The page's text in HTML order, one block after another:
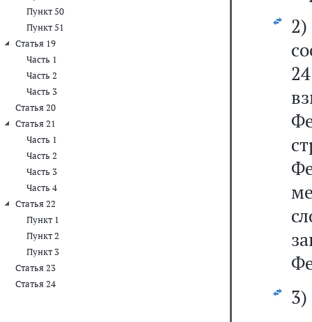
Пункт 50
Пункт 51
Статья 19
Часть 1
Часть 2
Часть 3
Статья 20
Статья 21
Часть 1
Часть 2
Часть 3
Часть 4
Статья 22
Пункт 1
Пункт 2
Пункт 3
Статья 23
Статья 24